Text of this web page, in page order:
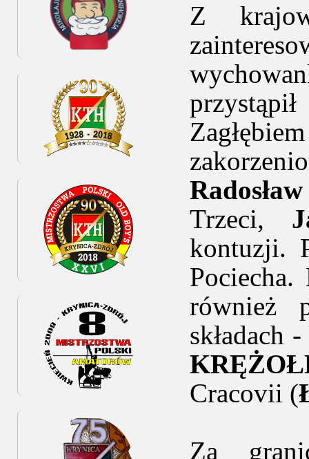
Z
Trzeci,
kontuzji.
również
składach
Cracovii (
Za